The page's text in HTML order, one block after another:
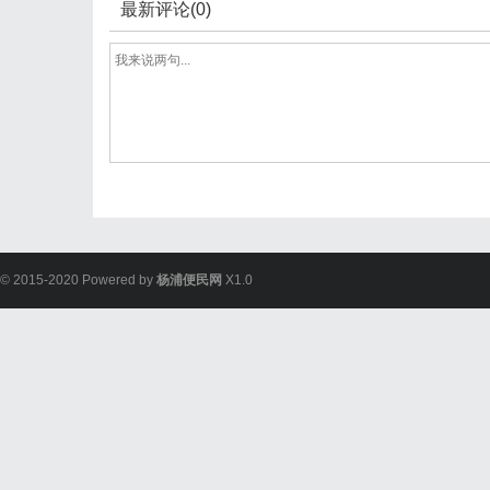
最新评论(0)
© 2015-2020 Powered by 杨浦便民网 X1.0